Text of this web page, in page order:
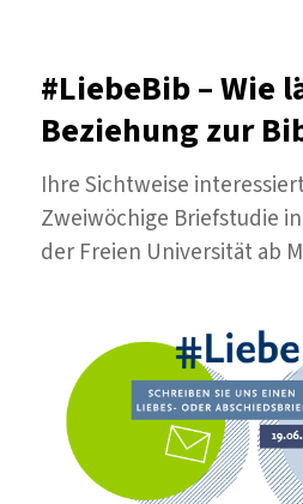
#LiebeBib – Wie
Beziehung zur
Ihre Sichtweise
Zweiwöchige Briefstudie
der Freien Universität ab